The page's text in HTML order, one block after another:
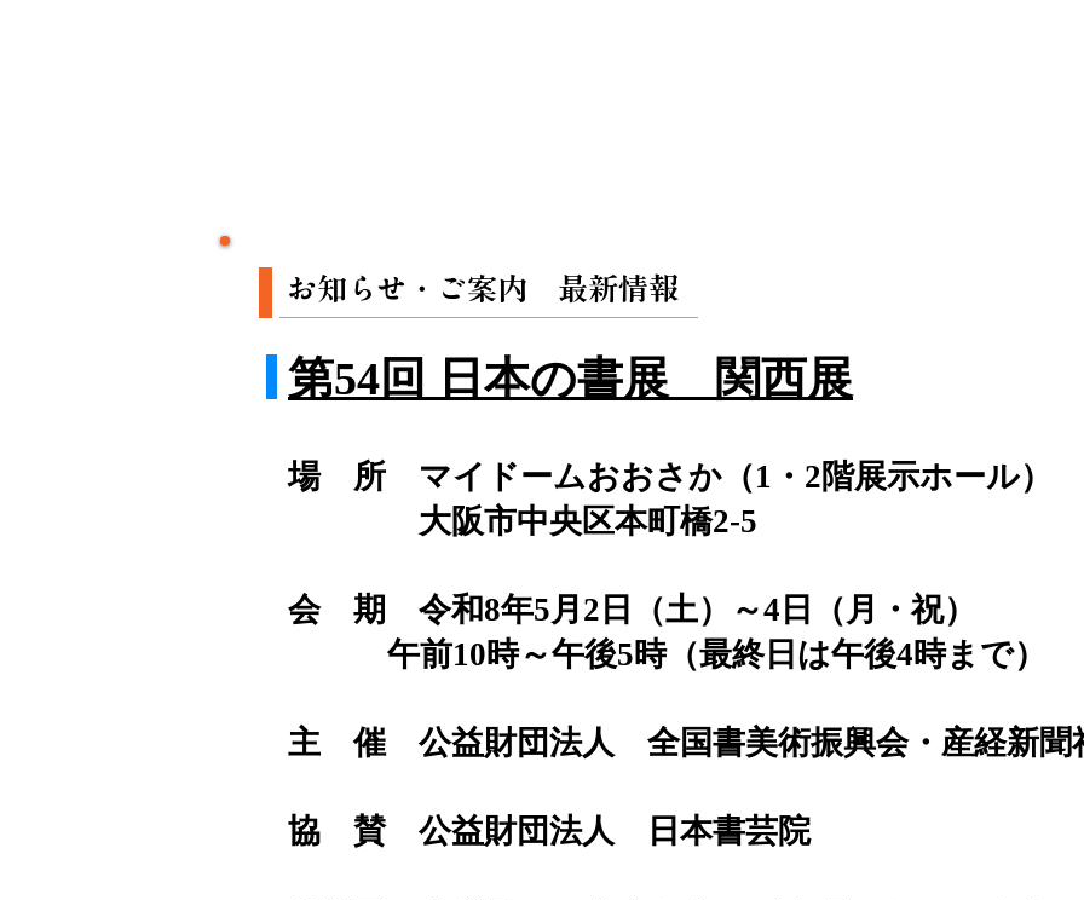
​お知らせ・ご案内 最新情報
第54回 日本の書展 関西展
場 所 マイドームおおさか（1・2階展示ホール）
大阪市中央区本町橋2-5
会 期 令和8年5月2日（土）～4日（月・祝）
​ 午前10時～午後5時（最終日は午後4時まで）
主 催 公益財団法人 全国書美術振興会・産経新聞
協 賛 公益財団法人 日本書芸院